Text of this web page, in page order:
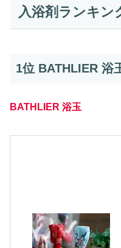
入浴剤ランキン
1位 BATHLIER 浴
BATHLIER 浴玉